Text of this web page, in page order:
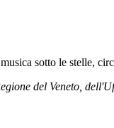
sotto le stelle,
del Veneto,